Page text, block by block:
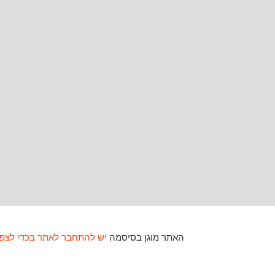
האתר מוגן בסיסמה יש להתחבר לאתר בכדי